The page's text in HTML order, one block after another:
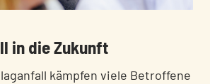
in die Zukunft
kämpfen viele Betroffene